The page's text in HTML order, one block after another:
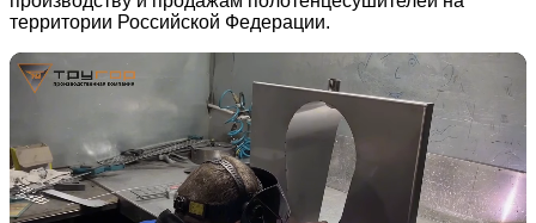
территории Российской Федерации.